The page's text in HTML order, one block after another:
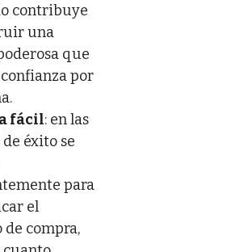
contribuye
una
que
por
fácil: en las
éxito se
para
el
de compra,